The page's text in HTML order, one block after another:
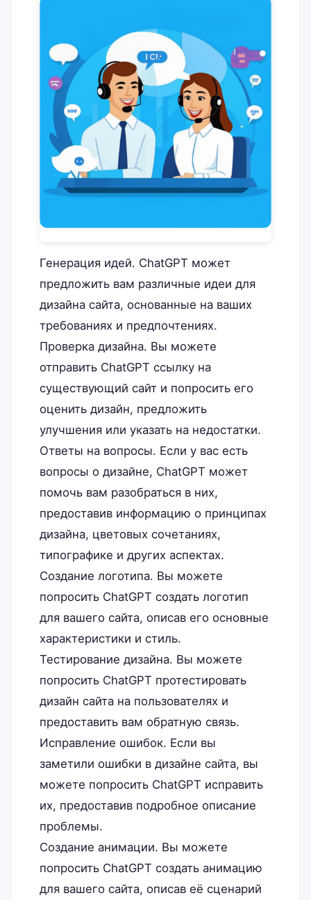
Генерация идей. ChatGPT может
предложить вам различные идеи для
дизайна сайта, основанные на ваших
требованиях и предпочтениях.
Проверка дизайна. Вы можете
отправить ChatGPT ссылку на
существующий сайт и попросить его
оценить дизайн, предложить
улучшения или указать на недостатки.
Ответы на вопросы. Если у вас есть
вопросы о дизайне, ChatGPT может
помочь вам разобраться в них,
предоставив информацию о принципах
дизайна, цветовых сочетаниях,
типографике и других аспектах.
Создание логотипа. Вы можете
попросить ChatGPT создать логотип
для вашего сайта, описав его основные
характеристики и стиль.
Тестирование дизайна. Вы можете
попросить ChatGPT протестировать
дизайн сайта на пользователях и
предоставить вам обратную связь.
Исправление ошибок. Если вы
заметили ошибки в дизайне сайта, вы
можете попросить ChatGPT исправить
их, предоставив подробное описание
проблемы.
Создание анимации. Вы можете
попросить ChatGPT создать анимацию
для вашего сайта, описав её сценарий